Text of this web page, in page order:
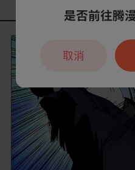
是否前往腾
取消